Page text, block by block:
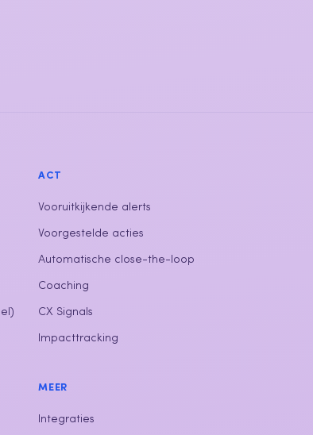
ACT
Vooruitkijkende alerts
Voorgestelde acties
Automatische close-the-loop
Coaching
CX Signals
Impacttracking
MEER
Integraties